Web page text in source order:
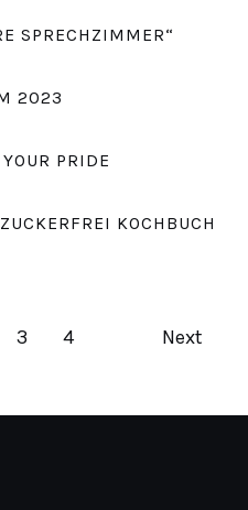
SPRECHZIMMER“
2023
PRIDE
KOCHBUCH
3 4 Next